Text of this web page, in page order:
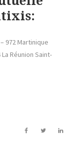
972 Martinique
Réunion Saint-